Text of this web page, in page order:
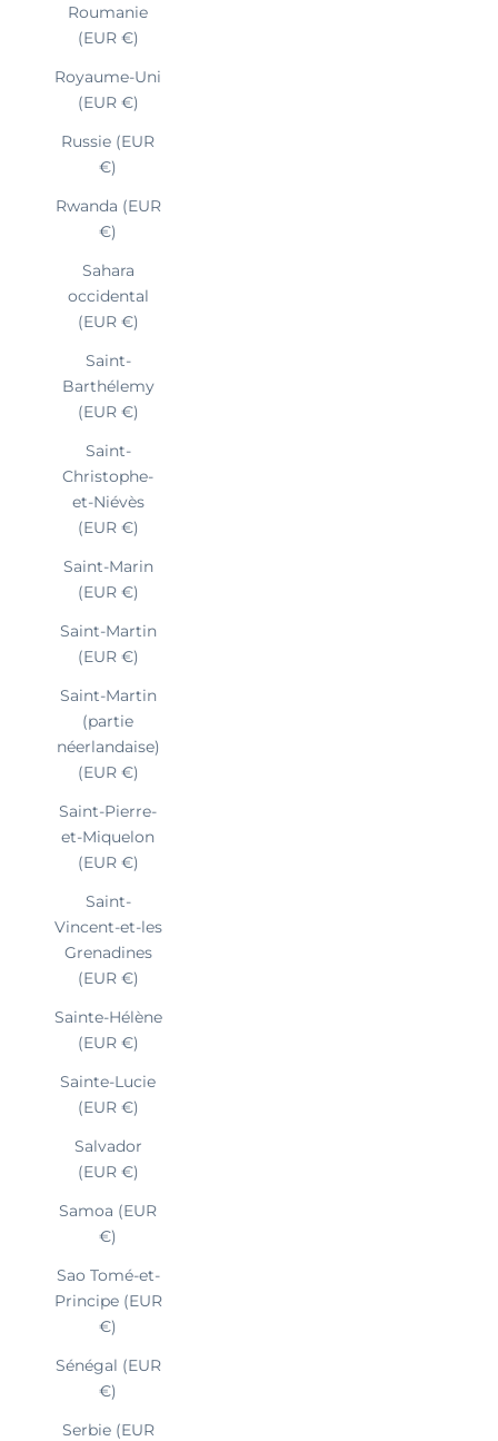
Roumanie
(EUR €)
Royaume-Uni
(EUR €)
Russie (EUR
€)
Rwanda (EUR
€)
Sahara
occidental
(EUR €)
Saint-
Barthélemy
(EUR €)
Saint-
Christophe-
et-Niévès
(EUR €)
Saint-Marin
(EUR €)
Saint-Martin
(EUR €)
Saint-Martin
(partie
néerlandaise)
(EUR €)
Saint-Pierre-
et-Miquelon
(EUR €)
Saint-
Vincent-et-les
Grenadines
(EUR €)
Sainte-Hélène
(EUR €)
Sainte-Lucie
(EUR €)
Salvador
(EUR €)
Samoa (EUR
€)
Sao Tomé-et-
Principe (EUR
€)
Sénégal (EUR
€)
Serbie (EUR